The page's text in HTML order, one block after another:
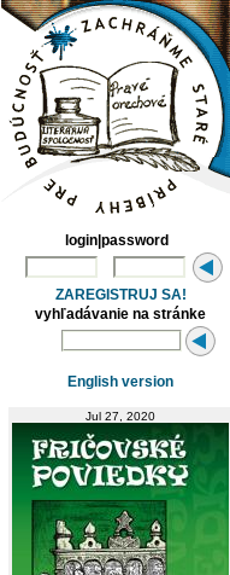
login|password
ZAREGISTRUJ SA!
vyhľadávanie na stránke
English version
Jul 27, 2020